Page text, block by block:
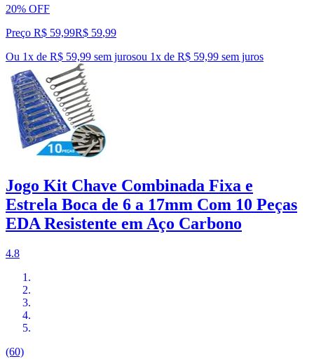
20% OFF
Preço R$ 59,99R$ 59,99
Ou 1x de R$ 59,99 sem jurosou 1x de R$ 59,99 sem juros
Jogo Kit Chave Combinada Fixa e
Estrela Boca de 6 a 17mm Com 10 Peças
EDA Resistente em Aço Carbono
4.8
(60)